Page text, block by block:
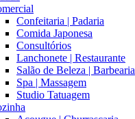
Confeitaria | Padaria
Comida Japonesa
Consultórios
Lanchonete | Restaurante
Salão de Beleza | Barbearia
Spa | Massagem
Studio Tatuagem